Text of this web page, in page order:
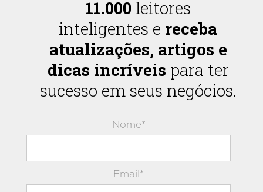
11.000 leitores
inteligentes e receba
atualizações, artigos e
dicas incríveis para ter
sucesso em seus negócios.
Nome*
Email*